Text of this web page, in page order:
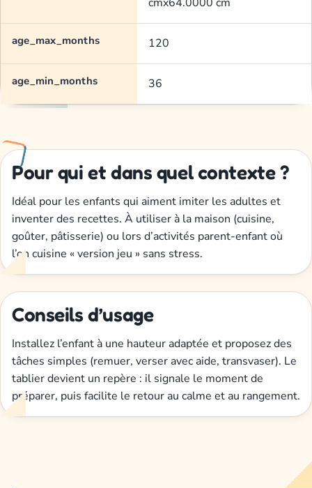
age_max_months 120
age_min_months 36
Pour qui et dans quel contexte ?
Idéal pour les enfants qui aiment imiter les adultes et
inventer des recettes. À utiliser à la maison (cuisine,
goûter, pâtisserie) ou lors d’activités parent-enfant où
l’on cuisine « version jeu » sans stress.
Conseils d’usage
Installez l’enfant à une hauteur adaptée et proposez des
tâches simples (remuer, verser avec aide, transvaser). Le
tablier devient un repère : il signale le moment de
préparer, puis facilite le retour au calme et au rangement.